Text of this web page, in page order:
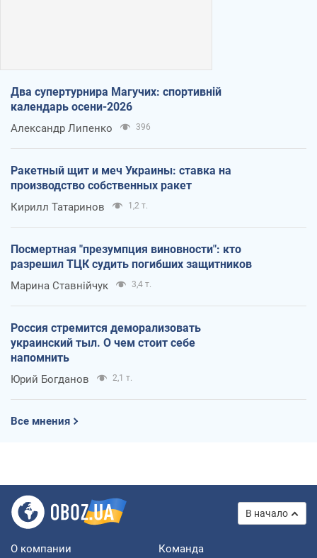
Два супертурнира Магучих: спортивній
календарь осени-2026
Александр Липенко 396
Ракетный щит и меч Украины: ставка на
производство собственных ракет
Кирилл Татаринов 1,2 т.
Посмертная "презумпция виновности": кто
разрешил ТЦК судить погибших защитников
Марина Ставнійчук 3,4 т.
Россия стремится деморализовать
украинский тыл. О чем стоит себе
напомнить
Юрий Богданов 2,1 т.
Все мнения
В начало
О компании Команда